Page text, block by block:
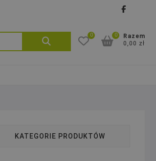
Szukaj: 0
Razem
0,00 zł
0
KATEGORIE PRODUKTÓW